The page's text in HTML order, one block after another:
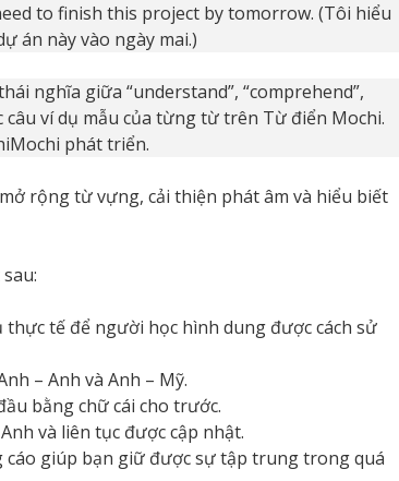
to finish this project by tomorrow. (Tôi hiểu
án này vào ngày mai.)
nghĩa giữa “understand”, “comprehend”,
câu ví dụ mẫu của từng từ trên Từ điển Mochi.
phát triển.
rộng từ vựng, cải thiện phát âm và hiểu biết
thực tế để người học hình dung được cách sử
– Anh và Anh – Mỹ.
bằng chữ cái cho trước.
và liên tục được cập nhật.
cáo giúp bạn giữ được sự tập trung trong quá